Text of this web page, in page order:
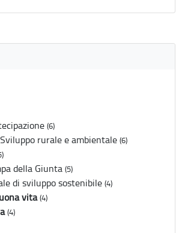
(6)
rurale e ambientale (6)
della Giunta (5)
di sviluppo sostenibile (4)
vita (4)
(4)